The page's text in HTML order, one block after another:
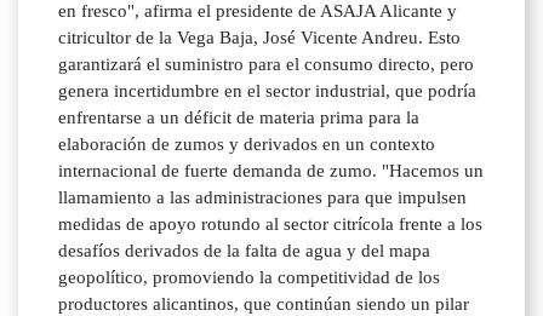
en fresco", afirma el presidente de ASAJA Alicante y
citricultor de la Vega Baja, José Vicente Andreu. Esto
garantizará el suministro para el consumo directo, pero
genera incertidumbre en el sector industrial, que podría
enfrentarse a un déficit de materia prima para la
elaboración de zumos y derivados en un contexto
internacional de fuerte demanda de zumo. "Hacemos un
llamamiento a las administraciones para que impulsen
medidas de apoyo rotundo al sector citrícola frente a los
desafíos derivados de la falta de agua y del mapa
geopolítico, promoviendo la competitividad de los
productores alicantinos, que continúan siendo un pilar